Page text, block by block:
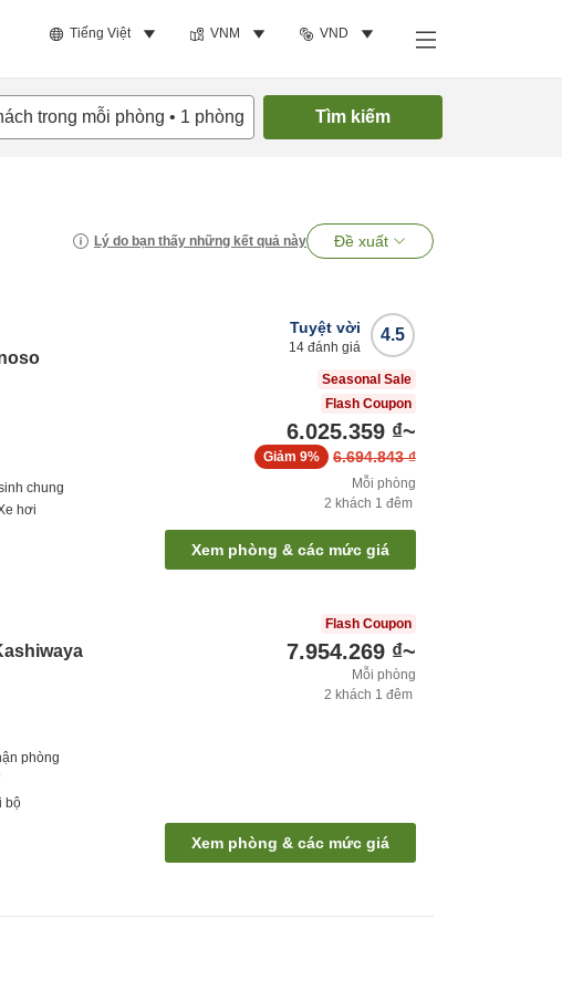
Tiếng Việt VNM VND
trong mỗi phòng • 1 phòng Tìm kiếm
Lý do bạn thấy những kết quả này Đề xuất
chung
hơi
4.5
Tuyệt vời
14 đánh giá
Seasonal Sale
Flash Coupon
6.025.359 ₫~
6.694.843 ₫
Giảm 9%
Mỗi phòng
2 khách 1 đêm
Xem phòng & các mức giá
phòng
bộ
Flash Coupon
7.954.269 ₫~
Mỗi phòng
2 khách 1 đêm
Xem phòng & các mức giá